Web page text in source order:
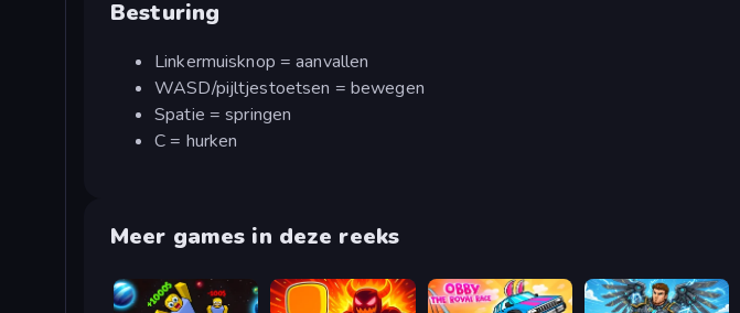
Besturing
Linkermuisknop = aanvallen
WASD/pijltjestoetsen = bewegen
Spatie = springen
C = hurken
Meer games in deze reeks